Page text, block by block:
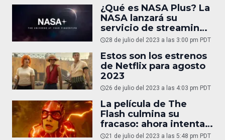
¿Qué es NASA Plus? La
NASA lanzará su
servicio de streaming
gratuito
28 de julio del 2023 a las 3:00 pm PDT
Estos son los estrenos
de Netflix para agosto
2023
26 de julio del 2023 a las 4:03 pm PDT
La película de The
Flash culmina su
fracaso: ahora intenta
venderse como NFT
21 de julio del 2023 a las 5:48 pm PDT